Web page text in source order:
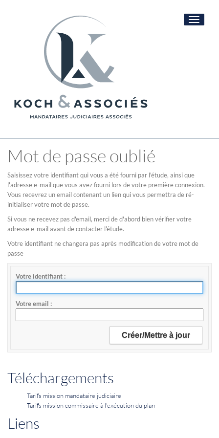
Toggle
Mot de passe oublié
Saisissez votre identifiant qui vous a été fourni par l'étude, ainsi que
l'adresse e-mail que vous avez fourni lors de votre première connexion.
Vous recevrez un email contenant un lien qui vous permettra de ré-
initialiser votre mot de passe.
Si vous ne recevez pas d'email, merci de d'abord bien vérifier votre
adresse e-mail avant de contacter l'étude.
Votre identifiant ne changera pas après modification de votre mot de
passe
Votre identifiant
Votre email
Téléchargements
Tarifs mission mandataire judiciaire
Tarifs mission commissaire à l'exécution du plan
Liens